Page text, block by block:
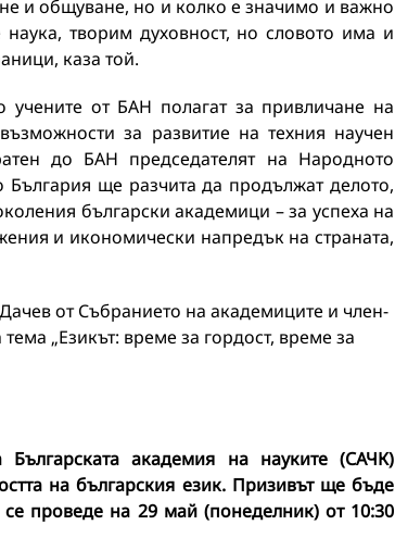
и общуване, но и колко е значимо и важно
творим духовност, но словото има и
каза той.
учените от БАН полагат за привличане на
за развитие на техния научен
до БАН председателят на Народното
ще разчита да продължат делото,
български академици – за успеха на
и икономически напредък на страната,
от Събранието на академиците и член-
„Езикът: време за гордост, време за
академия на науките (САЧК)
на българския език. Призивът ще бъде
проведе на 29 май (понеделник) от 10:30